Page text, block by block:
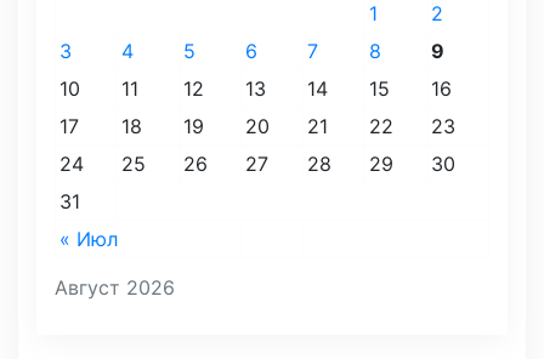
Август 2026
« Июл
1
2
3
4 5 6 7 8
9
10
11 12 13 14 15
16
17
18 19 20 21 22
23
24
25 26 27 28 29
30
31